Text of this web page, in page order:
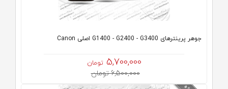
جوهر پرینترهای G1400 - G2400 - G3400 اصلی Canon
5,700,000 تومان
6,500,000 تومان